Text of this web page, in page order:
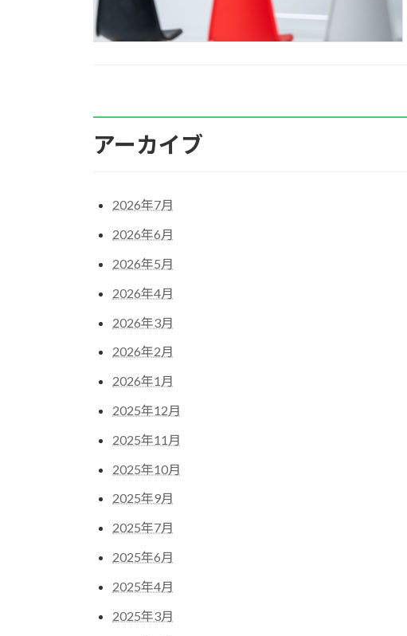
アーカイブ
2026年7月
2026年6月
2026年5月
2026年4月
2026年3月
2026年2月
2026年1月
2025年12月
2025年11月
2025年10月
2025年9月
2025年7月
2025年6月
2025年4月
2025年3月